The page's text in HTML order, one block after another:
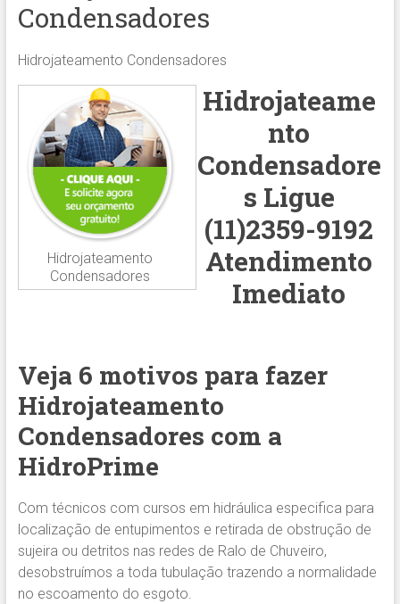
Condensadores
Hidrojateamento Condensadores
Hidrojateamento
Condensadores
Hidrojateame
nto
Condensadore
s Ligue
(11)2359-9192
Atendimento
Imediato
Veja 6 motivos para fazer
Hidrojateamento
Condensadores com a
HidroPrime
Com técnicos com cursos em hidráulica especifica para
localização de entupimentos e retirada de obstrução de
sujeira ou detritos nas redes de Ralo de Chuveiro,
desobstruímos a toda tubulação trazendo a normalidade
no escoamento do esgoto.